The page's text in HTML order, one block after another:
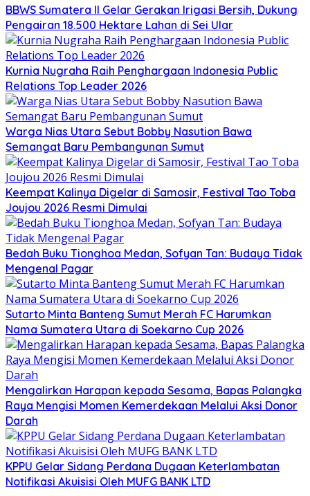
BBWS Sumatera II Gelar Gerakan Irigasi Bersih, Dukung
Pengairan 18.500 Hektare Lahan di Sei Ular
Kurnia Nugraha Raih Penghargaan Indonesia Public
Relations Top Leader 2026
Warga Nias Utara Sebut Bobby Nasution Bawa
Semangat Baru Pembangunan Sumut
Keempat Kalinya Digelar di Samosir, Festival Tao Toba
Joujou 2026 Resmi Dimulai
Bedah Buku Tionghoa Medan, Sofyan Tan: Budaya Tidak
Mengenal Pagar
Sutarto Minta Banteng Sumut Merah FC Harumkan
Nama Sumatera Utara di Soekarno Cup 2026
Mengalirkan Harapan kepada Sesama, Bapas Palangka
Raya Mengisi Momen Kemerdekaan Melalui Aksi Donor
Darah
KPPU Gelar Sidang Perdana Dugaan Keterlambatan
Notifikasi Akuisisi Oleh MUFG BANK LTD